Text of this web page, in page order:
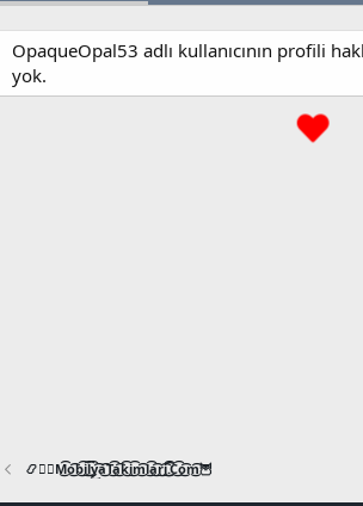
OpaqueOpal53 adlı kullanıcının profili
yok.
📿🧙‍♂️M͜͡o͜͡b͜͡i͜͡l͜͡y͜͡a͜͡T͜͡a͜͡k͜͡i͜͡m͜͡l͜͡a͜͡r͜͡i͜͡.͜͡C͜͡o͜͡m͜͡🦉